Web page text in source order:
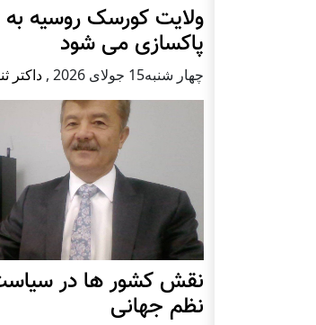
ولایت کورسک روسیه
پاکسازی می شود
چهار شنبه15 جولای 2026 , داکتر
نقش کشور ها در
نظم جهانی